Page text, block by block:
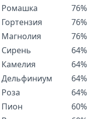
Ромашка
76%
Гортензия
76%
Магнолия
76%
Сирень
64%
Камелия
64%
Дельфиниум
64%
Роза
64%
Пион
60%